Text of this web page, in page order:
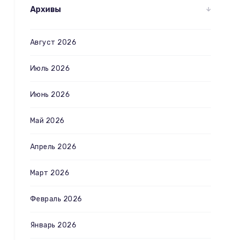
Архивы
Август 2026
Июль 2026
Июнь 2026
Май 2026
Апрель 2026
Март 2026
Февраль 2026
Январь 2026